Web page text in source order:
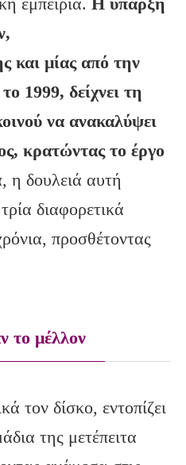
και μίας από την
το 1999, δείχνει τη
να ανακαλύψει
κρατώντας το έργο
δουλειά αυτή
διαφορετικά
προσθέτοντας
το μέλλον
τον δίσκο, εντοπίζει
της μετέπειτα